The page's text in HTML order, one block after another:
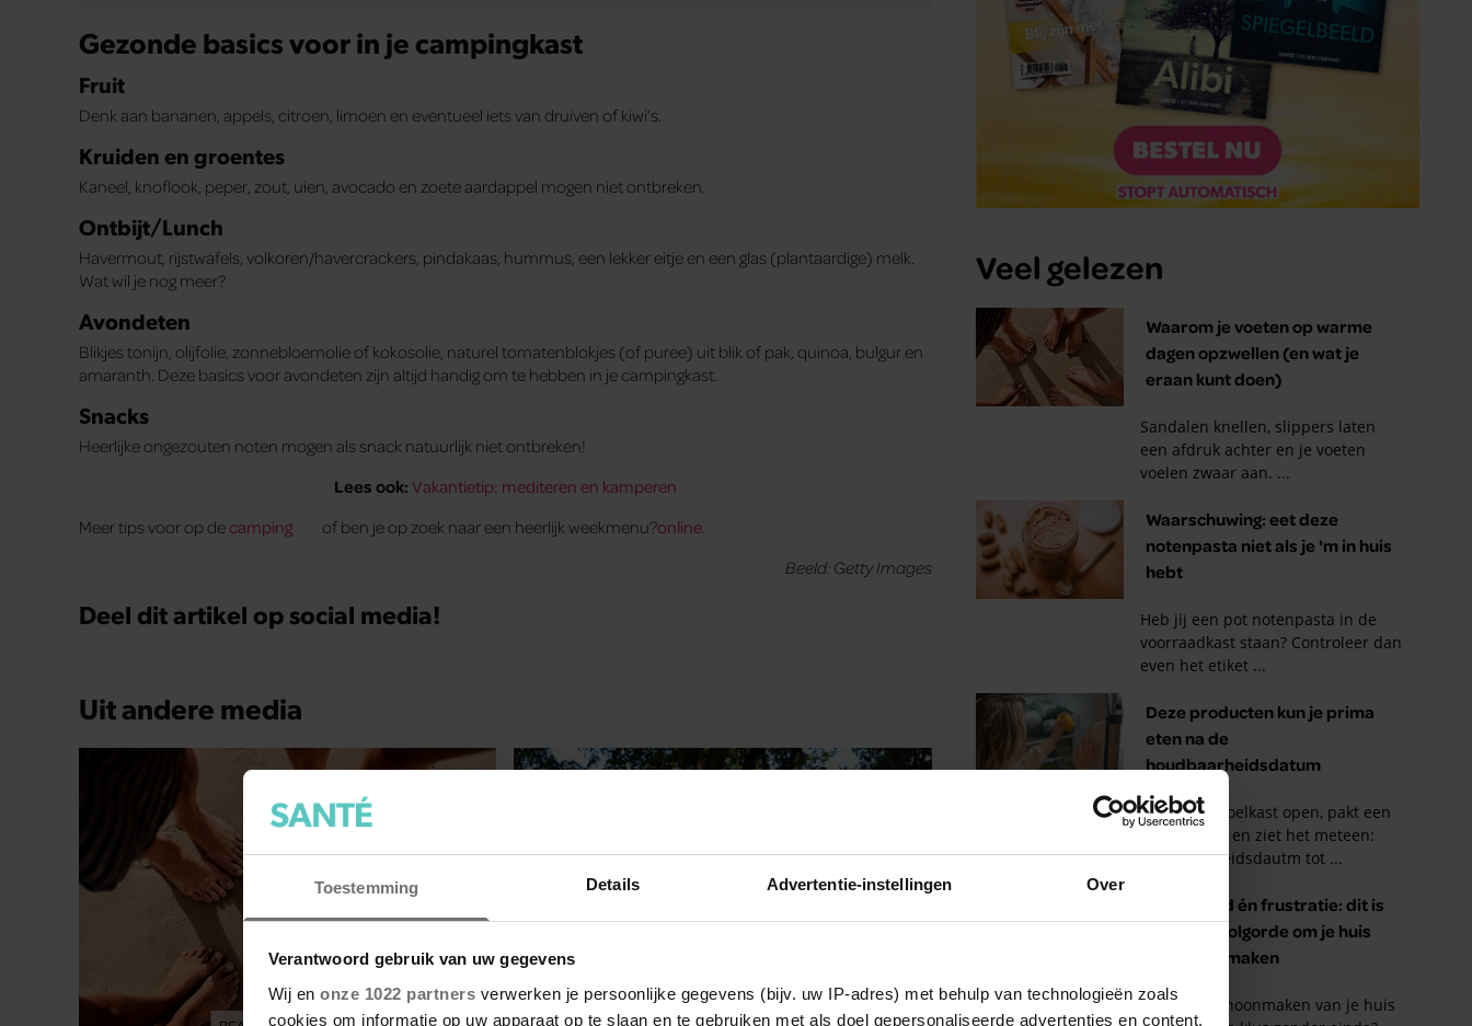
Toestemming Details Advertentie-instellingen Over
Verantwoord gebruik van uw gegevens
Wij en onze 1022 partners verwerken je persoonlijke gegevens (bijv. uw IP-adres) met behulp van technologieën zoals
cookies om informatie op uw apparaat op te slaan en te gebruiken met als doel gepersonaliseerde advertenties en content,
Gezonde basics voor in je campingkast
Fruit
Denk aan bananen, appels, citroen, limoen en eventueel iets van druiven of kiwi’s.
Kruiden en groentes
Kaneel, knoflook, peper, zout, uien, avocado en zoete aardappel mogen niet ontbreken.
Ontbijt/Lunch
Havermout, rijstwafels, volkoren/havercrackers, pindakaas, hummus, een lekker eitje en een glas (plantaardige) melk.
Wat wil je nog meer?
Avondeten
Blikjes tonijn, olijfolie, zonnebloemolie of kokosolie, naturel tomatenblokjes (of puree) uit blik of pak, quinoa, bulgur en
amaranth. Deze basics voor avondeten zijn altijd handig om te hebben in je campingkast.
Snacks
Heerlijke ongezouten noten mogen als snack natuurlijk niet ontbreken!
Lees ook: Vakantietip: mediteren en kamperen
Meer tips voor op decamping of ben je op zoek naar een heerlijk weekmenu?online.
Beeld: Getty Images
Deel dit artikel op social media!
Uit andere media